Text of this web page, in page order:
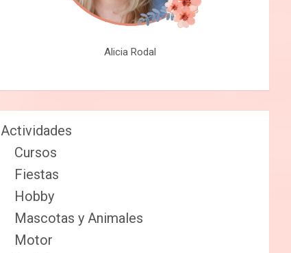
Alicia Rodal
Actividades
Cursos
Fiestas
Hobby
Mascotas y Animales
Motor